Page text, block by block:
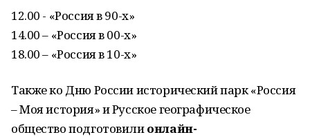
12.00 - «Россия в 90-х»
14.00 – «Россия в 00-х»
18.00 – «Россия в 10-х»
Также ко Дню России исторический парк «Россия
– Моя история» и Русское географическое
общество подготовилионлайн-